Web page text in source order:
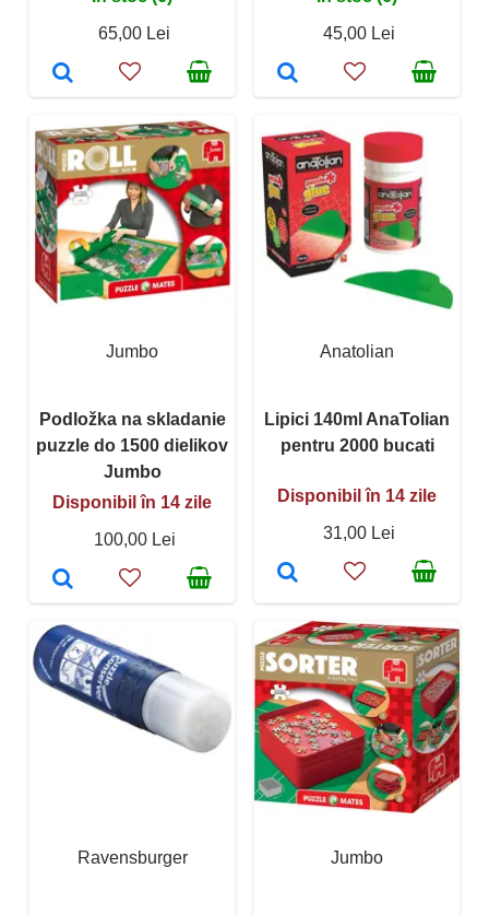
65,00 Lei
45,00 Lei
Jumbo
Podložka na skladanie
puzzle do 1500 dielikov
Jumbo
Disponibil în 14 zile
100,00 Lei
Anatolian
Lipici 140ml AnaTolian
pentru 2000 bucati
Disponibil în 14 zile
31,00 Lei
Ravensburger Jumbo